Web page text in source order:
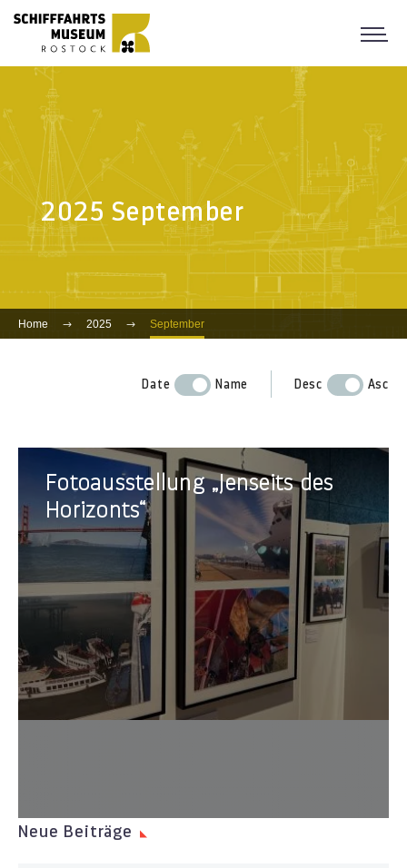
2025 September
Home 2025 September
Date Name Desc Asc
Fotoausstellung
„Jenseits
des
Horizonts“
Fotoausstellung „Jenseits des
Horizonts“
Neue Beiträge